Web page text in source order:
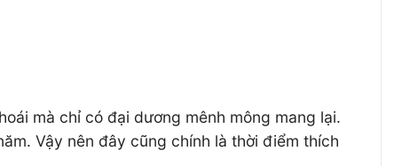
mà chỉ có đại dương mênh mông mang lại.
Vậy nên đây cũng chính là thời điểm thích